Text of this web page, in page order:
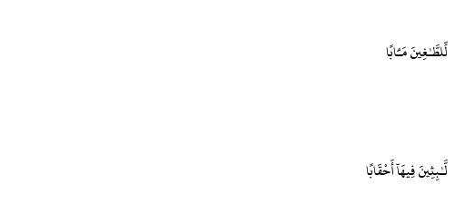
لِّلطَّـٰغِينَ مَـَٔابًا
لَّـٰبِثِينَ فِيهَآ أَحْقَابًا